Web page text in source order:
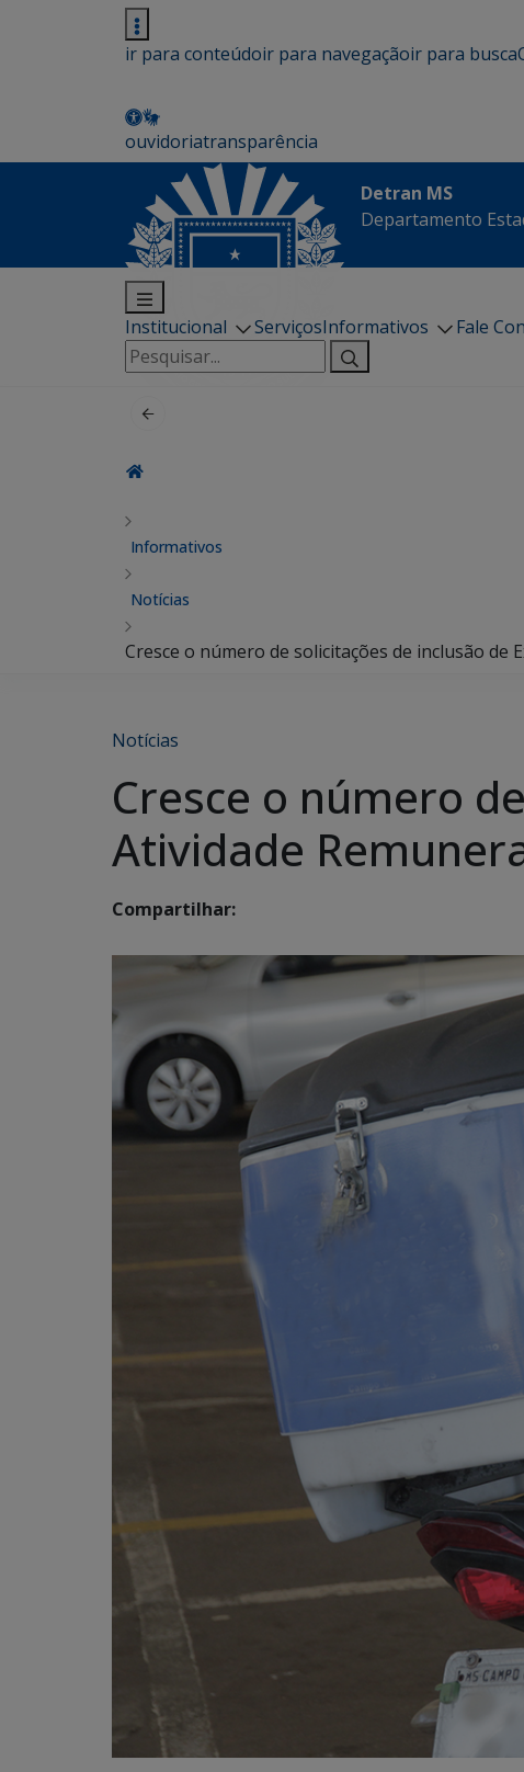
ir para conteúdoir para navegaçãoir para busca
ouvidoriatransparência
Detran MS
Departamento
Institucional ServiçosInformativos
Fale
Pesquisar
por:
Informativos
Notícias
Cresce o número de solicitações de inclusão de
Notícias
Cresce o número
Atividade
Compartilhar: